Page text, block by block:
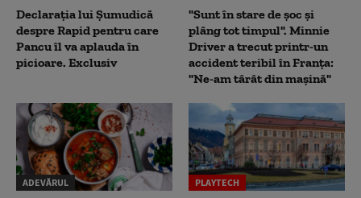
Declarația lui Șumudică
despre Rapid pentru care
Pancu îl va aplauda în
picioare. Exclusiv
"Sunt în stare de șoc și
plâng tot timpul". Minnie
Driver a trecut printr-un
accident teribil în Franța:
"Ne-am târât din mașină"
ADEVĂRUL PLAYTECH